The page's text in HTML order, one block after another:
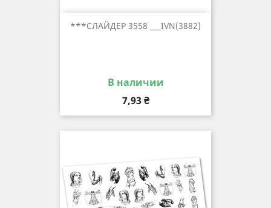
***СЛАЙДЕР 3558 ___IVN(3882)
В наличии
Цена
7,93 ₴